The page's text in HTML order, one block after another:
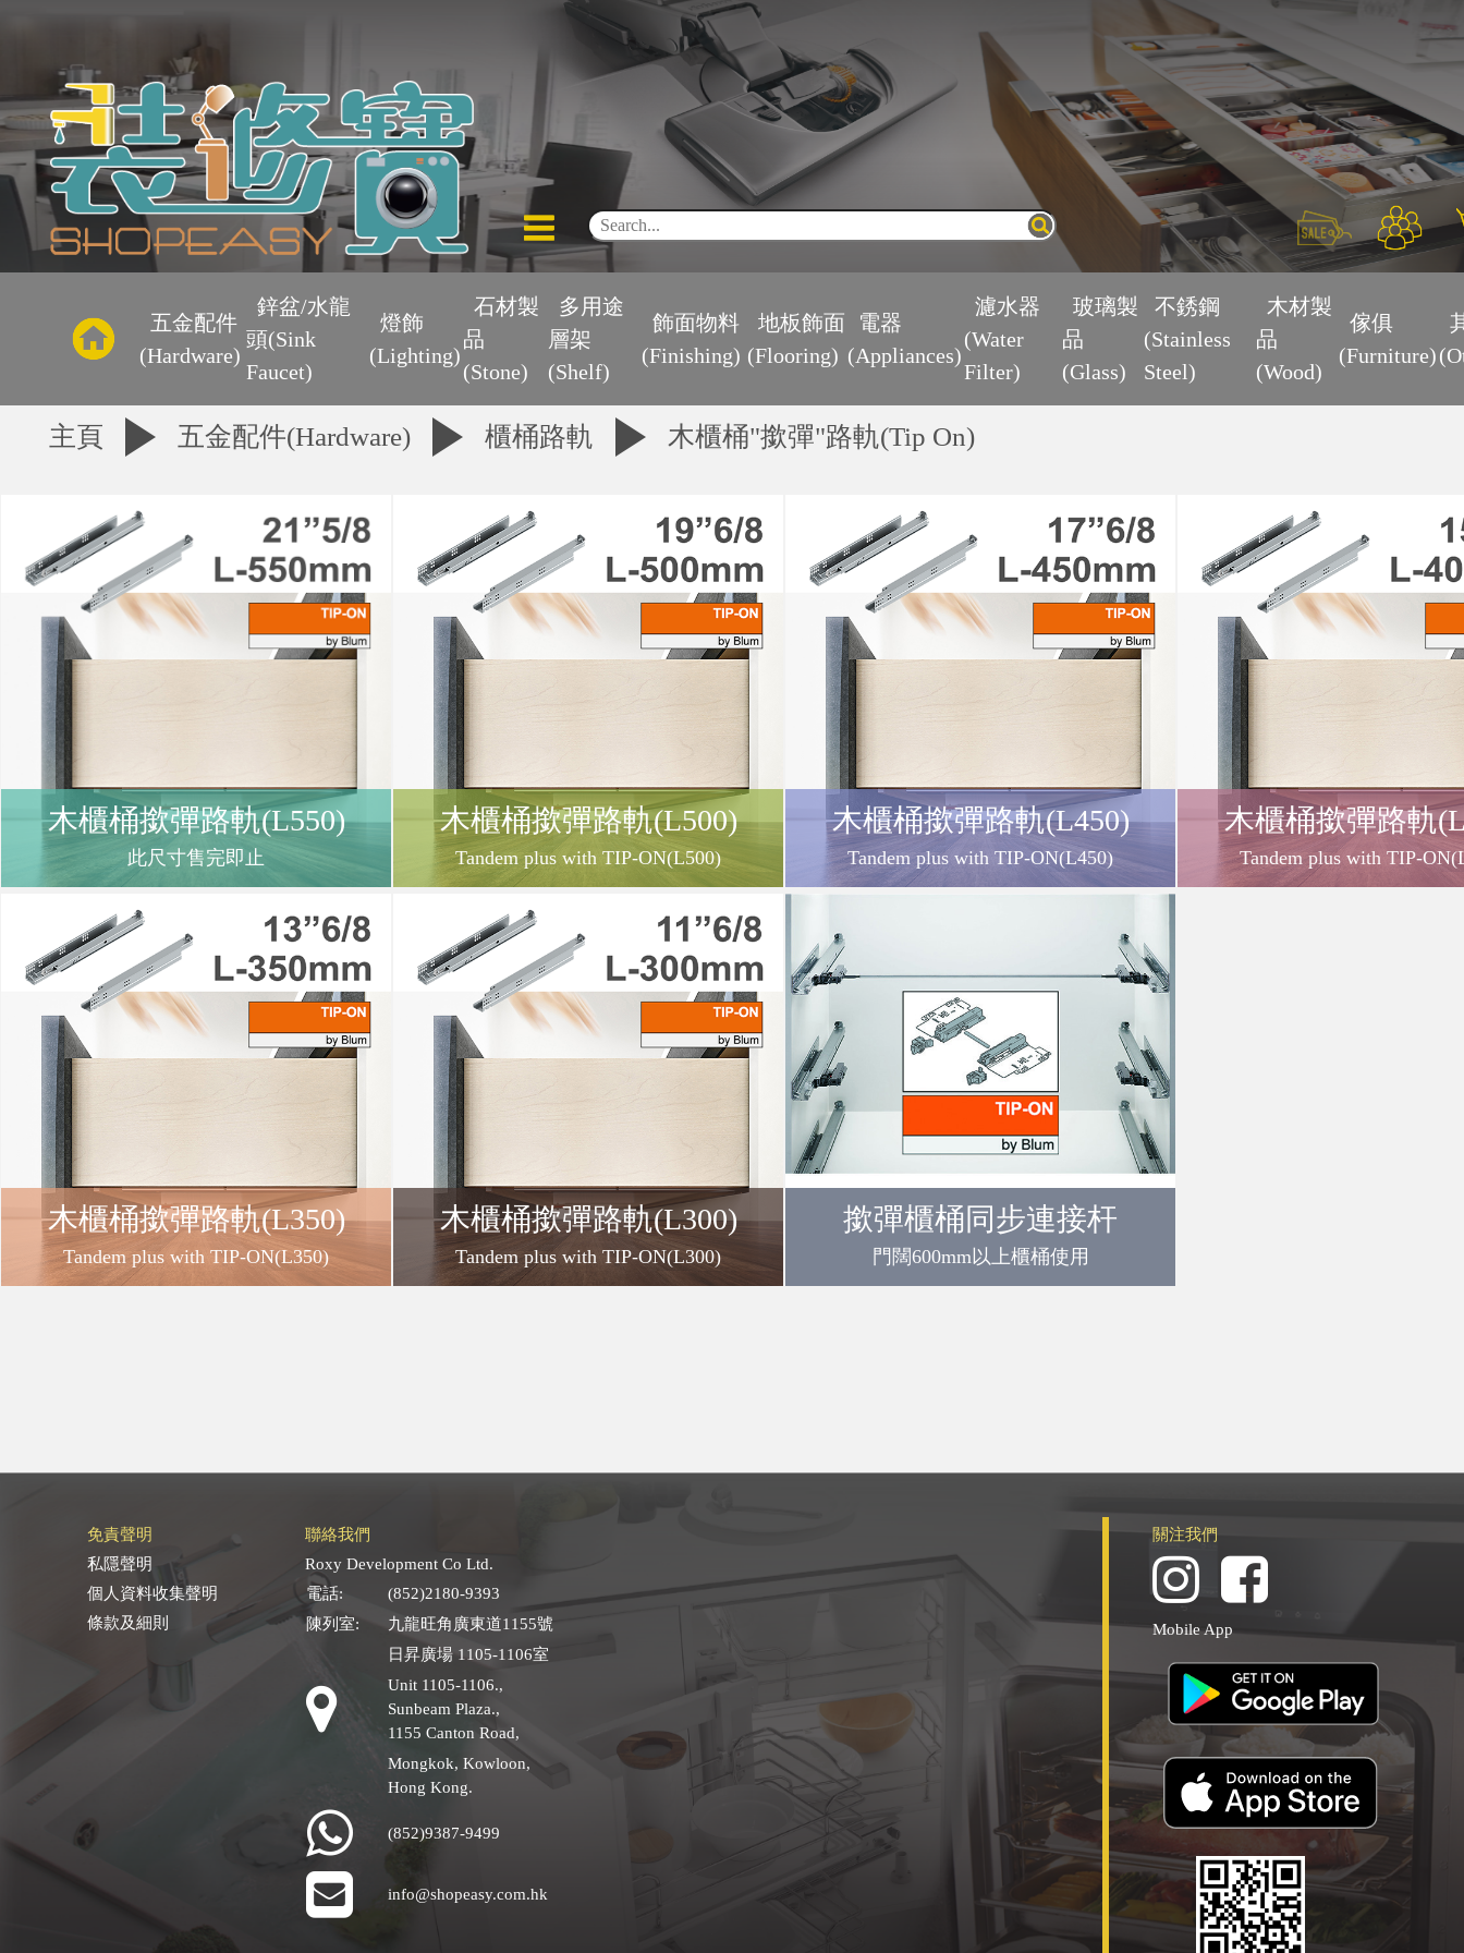
主
頁
優
惠
購
物
車
登
入
/
註
冊
免
責
聲
×
五金配件
(Hardware)
鋅盆/水龍
頭(Sink
Faucet)
燈飾
(Lighting)
石材製
品
(Stone)
多用途
層架
(Shelf)
飾面物料
(Finishing)
地板飾面
(Flooring)
電器
(Appliances)
濾水器
(Water
Filter)
玻璃製
品
(Glass)
不銹鋼
(Stainless
Steel)
木材製
品
(Wood)
傢俱
(Furniture)
主頁 五金配件(Hardware) 櫃桶路軌 木櫃桶"撳彈"路軌(Tip On)
木櫃桶撳彈路軌(L550)
此尺寸售完即止
木櫃桶撳彈路軌(L500)
Tandem plus with TIP-ON(L500)
木櫃桶撳彈路軌(L450)
Tandem plus with TIP-ON(L450)
木櫃桶撳彈路軌
Tandem plus with TIP-
木櫃桶撳彈路軌(L350)
Tandem plus with TIP-ON(L350)
木櫃桶撳彈路軌(L300)
Tandem plus with TIP-ON(L300)
撳彈櫃桶同步連接杆
門闊600mm以上櫃桶使用
免責聲明
私隱聲明
個人資料收集聲明
條款及細則
聯絡我們
Roxy Development Co Ltd.
電話:
(852)2180-9393
陳列室:
九龍旺角廣東道1155號
日昇廣場 1105-1106室
Unit 1105-1106.,
Sunbeam Plaza.,
1155 Canton Road,
Mongkok, Kowloon,
Hong Kong.
(852)9387-9499
info@shopeasy.com.hk
關注我們
Mobile App